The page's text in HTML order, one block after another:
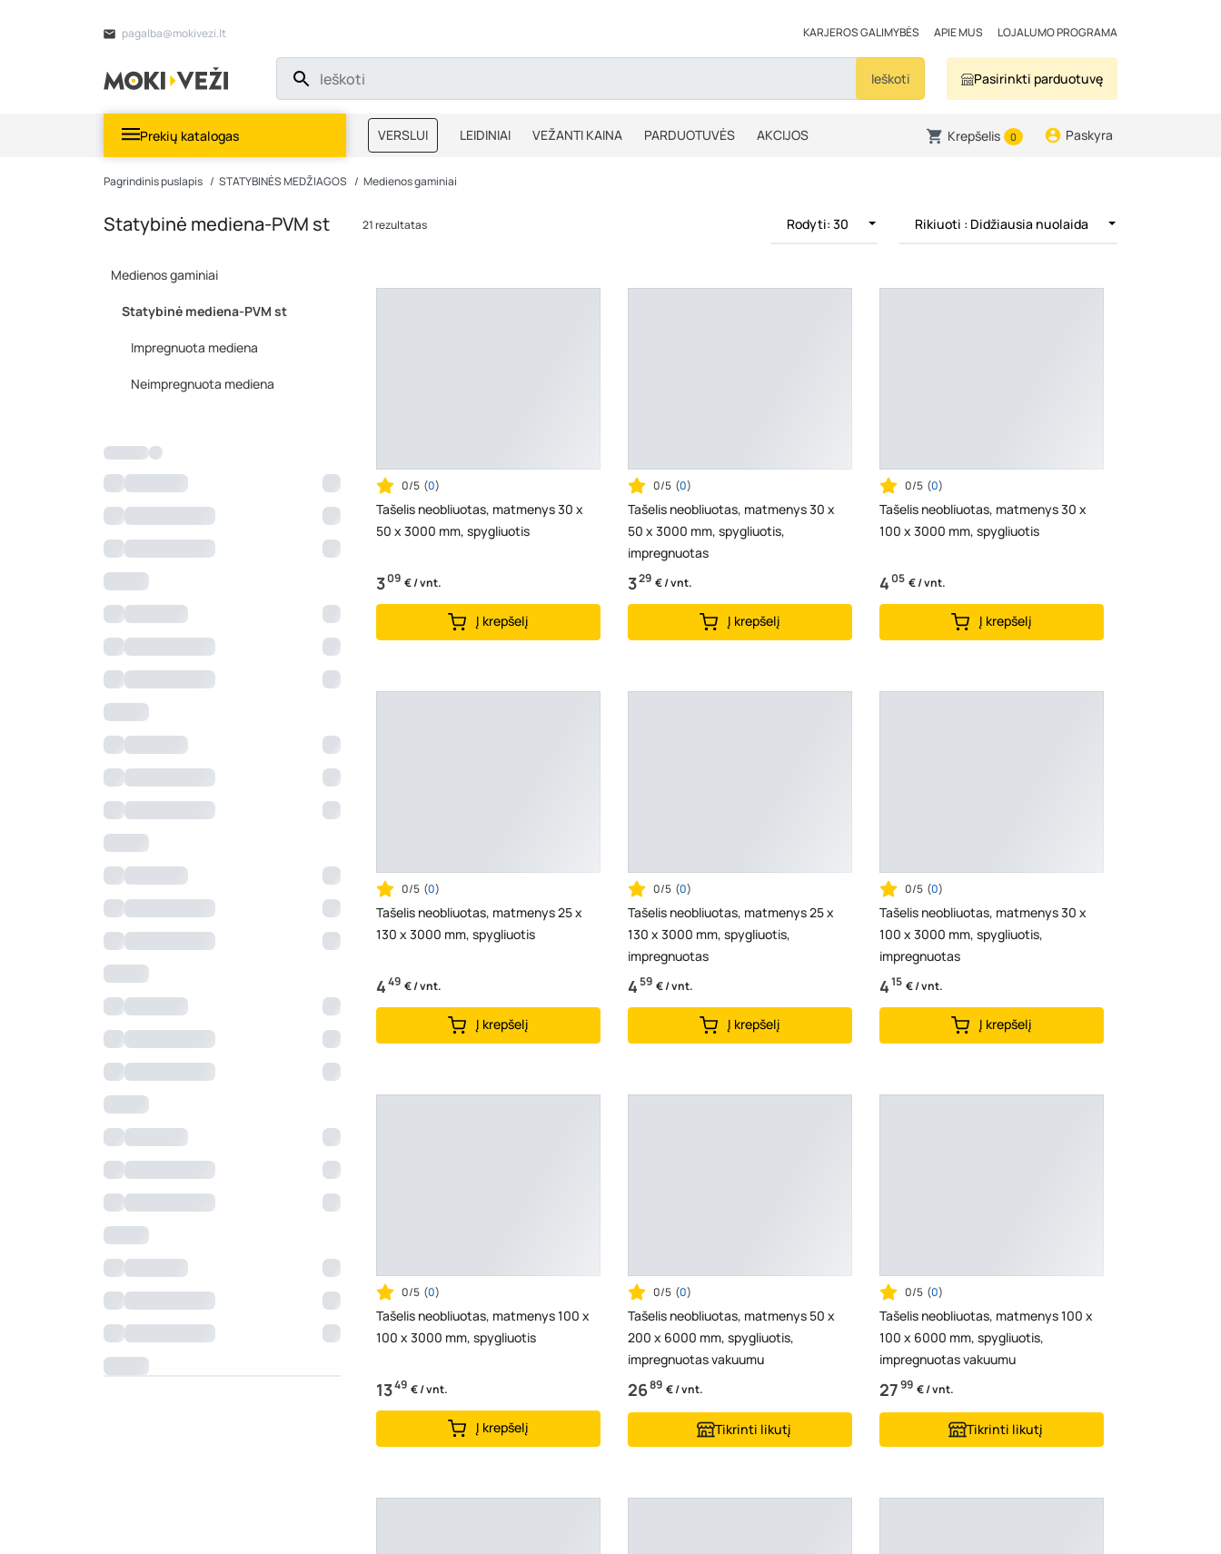
pagalba@mokivezi.lt KARJEROS GALIMYBĖS APIE MUS LOJALUMO PROGRAMA
Ieškoti Pasirinkti parduotuvę
Prekių katalogas VERSLUI LEIDINIAI VEŽANTI KAINA PARDUOTUVĖS AKCIJOS
MOKIBLOGAS
Krepšelis 0 Paskyra
Pagrindinis puslapis STATYBINĖS MEDŽIAGOS Medienos gaminiai
Statybinė mediena-PVM st
Medienos gaminiai
Statybinė mediena-PVM st
Impregnuota mediena
Neimpregnuota mediena
21 rezultatas Rodyti: 30 Rikiuoti : Didžiausia nuolaida
0/5 (0)
Tašelis neobliuotas, matmenys 30 x
50 x 3000 mm, spygliuotis
309 € / vnt.
Į krepšelį
0/5 (0)
Tašelis neobliuotas, matmenys 30 x
50 x 3000 mm, spygliuotis,
impregnuotas
329 € / vnt.
Į krepšelį
0/5 (0)
Tašelis neobliuotas, matmenys 30 x
100 x 3000 mm, spygliuotis
405 € / vnt.
Į krepšelį
0/5 (0)
Tašelis neobliuotas, matmenys 25 x
130 x 3000 mm, spygliuotis
449 € / vnt.
Į krepšelį
0/5 (0)
Tašelis neobliuotas, matmenys 25 x
130 x 3000 mm, spygliuotis,
impregnuotas
459 € / vnt.
Į krepšelį
0/5 (0)
Tašelis neobliuotas, matmenys 30 x
100 x 3000 mm, spygliuotis,
impregnuotas
415 € / vnt.
Į krepšelį
0/5 (0)
Tašelis neobliuotas, matmenys 100 x
100 x 3000 mm, spygliuotis
1349 € / vnt.
Į krepšelį
0/5 (0)
Tašelis neobliuotas, matmenys 50 x
200 x 6000 mm, spygliuotis,
impregnuotas vakuumu
2689 € / vnt.
Tikrinti likutį
0/5 (0)
Tašelis neobliuotas, matmenys 100 x
100 x 6000 mm, spygliuotis,
impregnuotas vakuumu
2799 € / vnt.
Tikrinti likutį